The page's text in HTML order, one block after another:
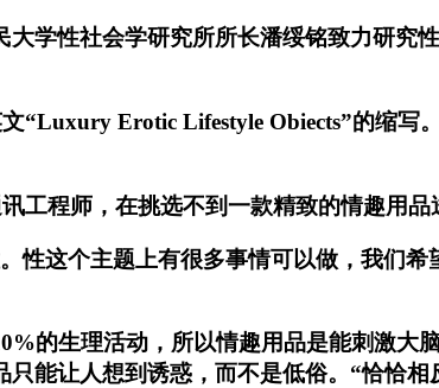
大学性社会学研究所所长潘绥铭致力研
“Luxury Erotic Lifestyle Obiects”的缩
工程师，在挑选不到一款精致的情趣用品
性这个主题上有很多事情可以做，我们
的生理活动，所以情趣用品是能刺激
能让人想到诱惑，而不是低俗。“恰恰